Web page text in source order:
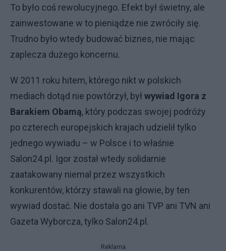
To było coś rewolucyjnego. Efekt był świetny, ale
zainwestowane w to pieniądze nie zwróciły się.
Trudno było wtedy budować biznes, nie mając
zaplecza dużego koncernu.
W 2011 roku hitem, którego nikt w polskich
mediach dotąd nie powtórzył, byłwywiad Igora z
Barakiem Obamą, który podczas swojej podróży
po czterech europejskich krajach udzielił tylko
jednego wywiadu – w Polsce i to właśnie
Salon24.pl. Igor został wtedy solidarnie
zaatakowany niemal przez wszystkich
konkurentów, którzy stawali na głowie, by ten
wywiad dostać. Nie dostała go ani TVP ani TVN ani
Gazeta Wyborcza, tylko Salon24.pl.
Reklama